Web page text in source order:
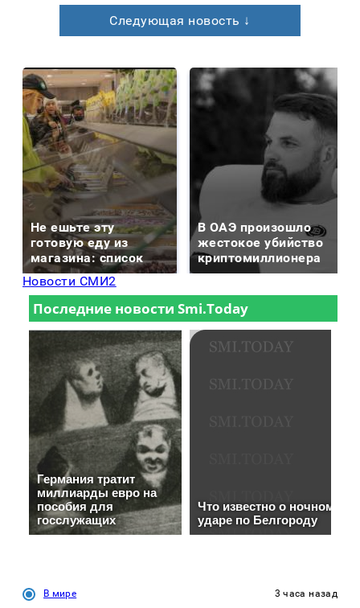
Следующая новость ↓
Не ешьте эту
готовую еду из
магазина: список
В ОАЭ произошло
жестокое убийство
криптомиллионера
Новости СМИ2
В мире 3 часа назад